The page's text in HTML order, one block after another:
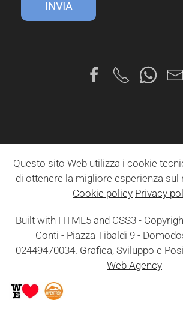
INVIA
Questo sito Web utilizza i cookie
di ottenere la migliore esperienza
Cookie policy Privacy
Built with HTML5 and CSS3 -
Conti - Piazza Tibaldi 9 -
02449470034. Grafica, Sviluppo e
Web Agency